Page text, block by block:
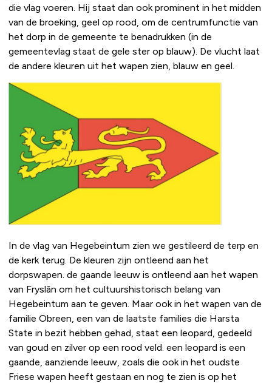
die vlag voeren. Hij staat dan ook prominent in het midden
van de broeking, geel op rood, om de centrumfunctie van
het dorp in de gemeente te benadrukken (in de
gemeentevlag staat de gele ster op blauw). De vlucht laat
de andere kleuren uit het wapen zien, blauw en geel.
In de vlag van Hegebeintum zien we gestileerd de terp en
de kerk terug. De kleuren zijn ontleend aan het
dorpswapen. de gaande leeuw is ontleend aan het wapen
van Fryslân om het cultuurshistorisch belang van
Hegebeintum aan te geven. Maar ook in het wapen van de
familie Obreen, een van de laatste families die Harsta
State in bezit hebben gehad, staat een leopard, gedeeld
van goud en zilver op een rood veld. een leopard is een
gaande, aanziende leeuw, zoals die ook in het oudste
Friese wapen heeft gestaan en nog te zien is op het